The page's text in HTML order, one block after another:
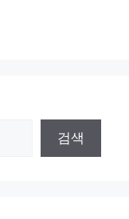
검색